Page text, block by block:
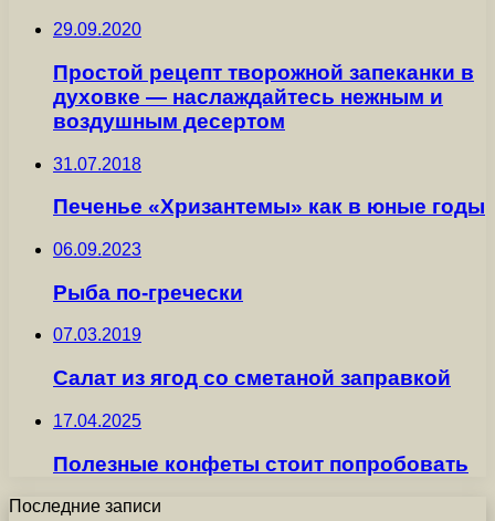
29.09.2020
Простой рецепт творожной запеканки в
духовке — наслаждайтесь нежным и
воздушным десертом
31.07.2018
Печенье «Хризантемы» как в юные годы
06.09.2023
Рыба по-гречески
07.03.2019
Салат из ягод со сметаной заправкой
17.04.2025
Полезные конфеты стоит попробовать
Последние записи